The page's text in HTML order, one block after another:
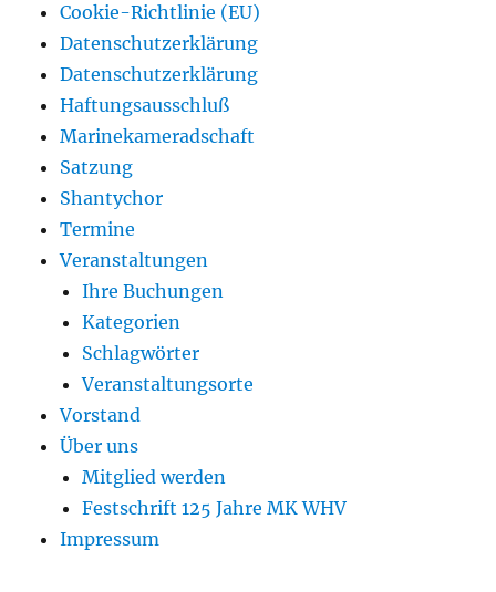
Cookie-Richtlinie (EU)
Datenschutzerklärung
Datenschutzerklärung
Haftungsausschluß
Marinekameradschaft
Satzung
Shantychor
Termine
Veranstaltungen
Ihre Buchungen
Kategorien
Schlagwörter
Veranstaltungsorte
Vorstand
Über uns
Mitglied werden
Festschrift 125 Jahre MK WHV
Impressum